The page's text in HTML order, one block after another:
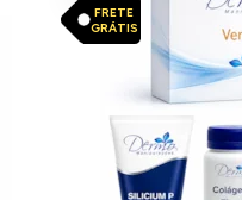
FRETE
GRÁTIS